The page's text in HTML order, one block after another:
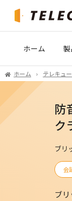
ホーム
テレキューブクー
6人用テレキュー
サブスクプラ
オフィスレイア
稼働率がわかる
ホーム テレキュ
防
ク
ブリ
会
ブ